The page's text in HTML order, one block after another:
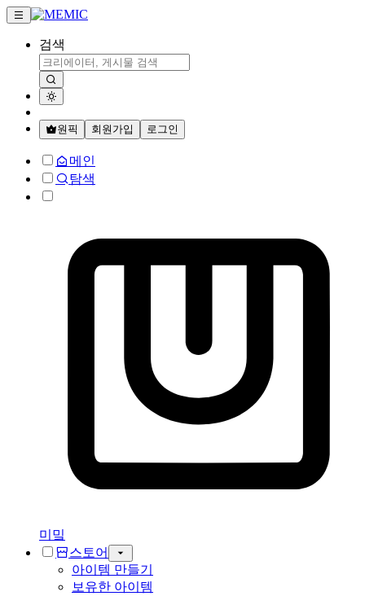
검색
원픽 회원가입 로그인
메인
탐색
미밐
스토어
아이템 만들기
보유한 아이템